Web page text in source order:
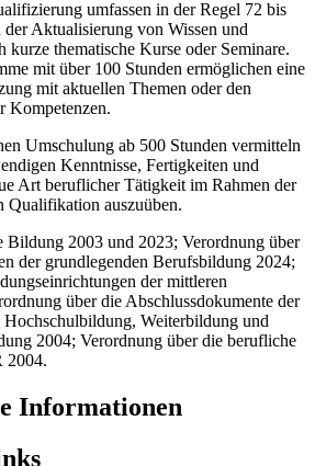
umfassen in der Regel 72 bis
der Aktualisierung von Wissen und
kurze thematische Kurse oder Seminare.
mit über 100 Stunden ermöglichen eine
mit aktuellen Themen oder den
Kompetenzen.
Umschulung ab 500 Stunden vermitteln
Kenntnisse, Fertigkeiten und
Art beruflicher Tätigkeit im Rahmen der
Qualifikation auszuüben.
Bildung 2003 und 2023; Verordnung über
der grundlegenden Berufsbildung 2024;
der mittleren
über die Abschlussdokumente der
Weiterbildung und
2004; Verordnung über die berufliche
2004.
Informationen